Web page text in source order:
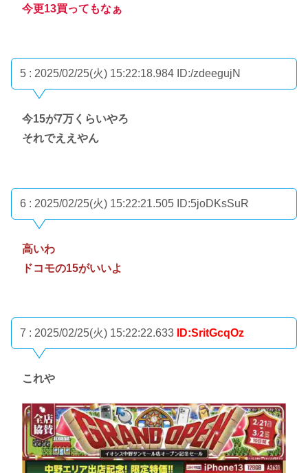
今更13買ってもなぁ
5 : 2025/02/25(火) 15:22:18.984 ID:/zdeegujN
今15が7万くらいやろ
それでええやん
6 : 2025/02/25(火) 15:22:21.505 ID:5joDKsSuR
高いわ
ドコモの15がいいよ
7 : 2025/02/25(火) 15:22:22.633 ID:SritGcqOz
これや